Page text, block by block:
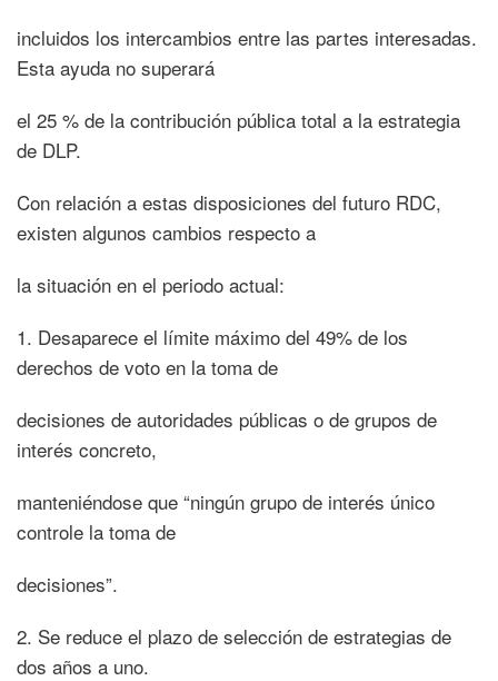
incluidos los intercambios entre las partes interesadas.
Esta ayuda no superará
el 25 % de la contribución pública total a la estrategia
de DLP.
Con relación a estas disposiciones del futuro RDC,
existen algunos cambios respecto a
la situación en el periodo actual:
1. Desaparece el límite máximo del 49% de los
derechos de voto en la toma de
decisiones de autoridades públicas o de grupos de
interés concreto,
manteniéndose que “ningún grupo de interés único
controle la toma de
decisiones”.
2. Se reduce el plazo de selección de estrategias de
dos años a uno.